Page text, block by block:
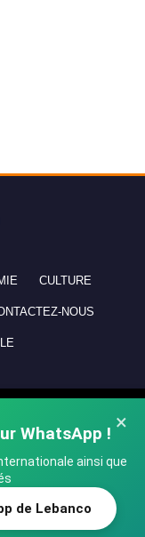
TWEET
×
WhatsApp !
ainsi que
de Lebanco
CULTURE
NOUS